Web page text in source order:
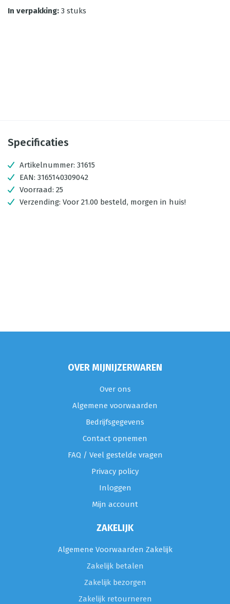
In verpakking: 3 stuks
Specificaties
Artikelnummer: 31615
EAN: 3165140309042
Voorraad: 25
Verzending: Voor 21.00 besteld, morgen in huis!
OVER MIJNIJZERWAREN
Over ons
Algemene voorwaarden
Bedrijfsgegevens
Contact opnemen
FAQ / Veel gestelde vragen
Privacy policy
Inloggen
Mijn account
ZAKELIJK
Algemene Voorwaarden Zakelijk
Zakelijk betalen
Zakelijk bezorgen
Zakelijk retourneren